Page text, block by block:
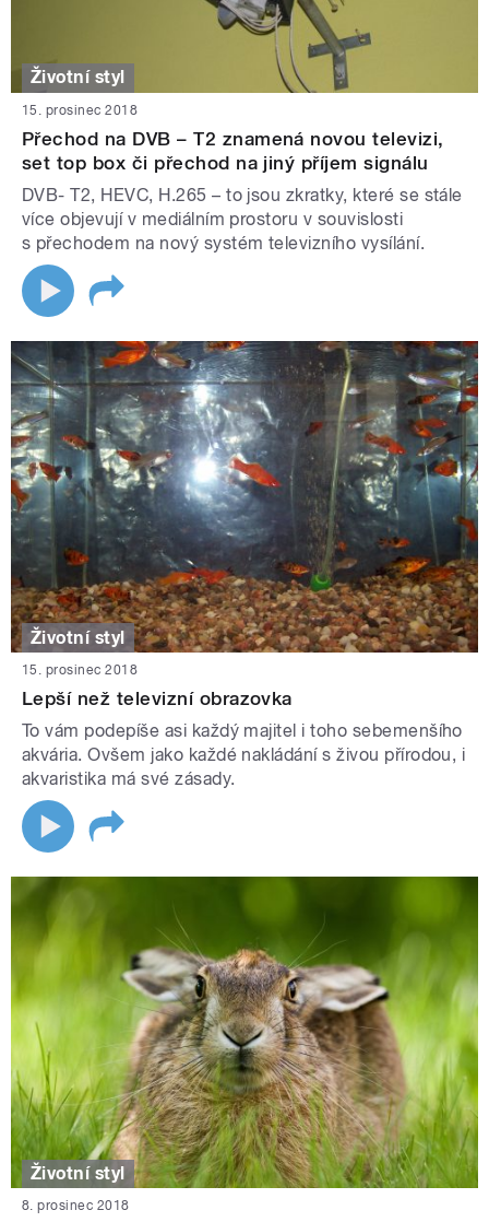
Životní styl
15. prosinec 2018
Přechod na DVB – T2 znamená novou televizi,
set top box či přechod na jiný příjem signálu
DVB- T2, HEVC, H.265 – to jsou zkratky, které se stále
více objevují v mediálním prostoru v souvislosti
s přechodem na nový systém televizního vysílání.
Životní styl
15. prosinec 2018
Lepší než televizní obrazovka
To vám podepíše asi každý majitel i toho sebemenšího
akvária. Ovšem jako každé nakládání s živou přírodou, i
akvaristika má své zásady.
Životní styl
8. prosinec 2018